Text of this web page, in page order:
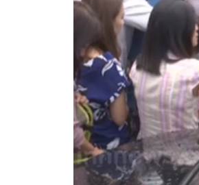
ดาวน์โหลดสนุกแอปฟรี
สงวนลิขสิทธิ์ ©2569 บริษัท อิมเมจ ฟิ